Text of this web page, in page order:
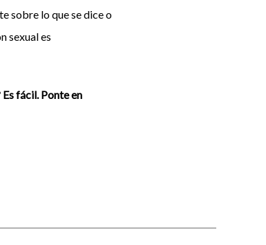
sobre lo que se dice o
sexual es
fácil. Ponte en